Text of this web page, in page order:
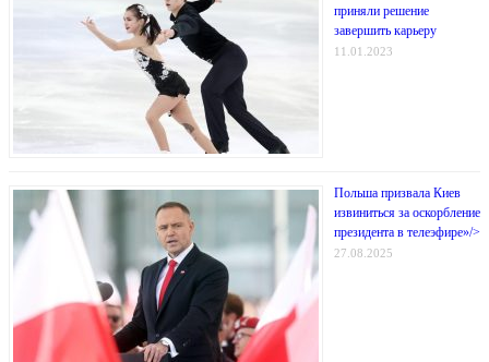
приняли решение
завершить карьеру
11.01.2023
Польша призвала Киев
извиниться за оскорбление
президента в телеэфире»/>
27.08.2025